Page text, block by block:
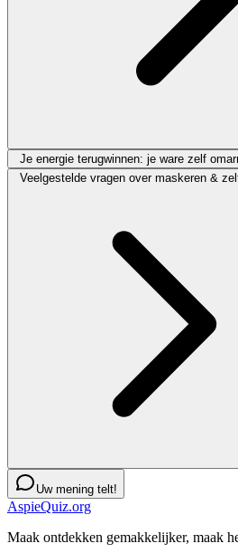
Je energie terugwinnen: je ware zelf
Veelgestelde vragen over maskeren &
Uw mening telt!
AspieQuiz.org
Maak ontdekken gemakkelijker, maak